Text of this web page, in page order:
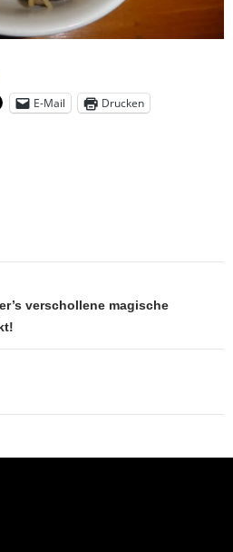
E-Mail Drucken
verschollene magische